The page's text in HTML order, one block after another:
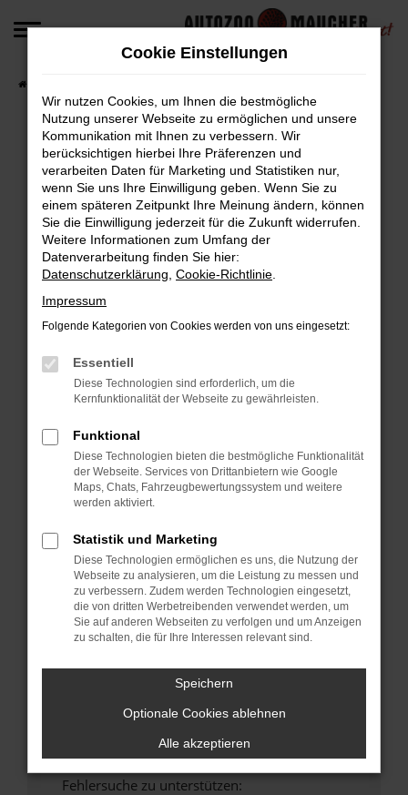
Zum
Fehler: Network Error
Beim Laden ist ein Fehler aufgetreten.
Hier sind ein paar Tipps, die dir helfen können:
Überprüfe deine Firewall und deine
Internetverbindung.
Laden andere Webseiten, zum Beispiel deine
Manche Erweiterungen, wie Werbeblocker,
können das Laden bestimmter Seiten
verhindern. Funktioniert die Seite in einem
Fenster?
Starte dein Gerät neu.
Das kann manchmal helfen, vorübergehende
Probleme zu beheben.
Stelle sicher, dass dein Browser und dein
Betriebssystem auf dem neuesten Stand
sind.
Veraltete Software birgt nicht nur ein
Sicherheitsrisiko, sondern kann auch dazu
führen, dass bestimmte Funktionen nicht mehr
Wende dich an den Webseitenbetreiber.
Wenn du alle oben genannten Schritte versucht
hast, kontaktiere uns bitte. Wir werden
versuchen, das Problem zu beheben. Du kannst
uns diesen Text schicken, um uns bei der
Fehlersuche zu unterstützen:
Cookie Einstellungen
Wir nutzen Cookies, um Ihnen die bestmögliche
Nutzung unserer Webseite zu ermöglichen und unsere
Kommunikation mit Ihnen zu verbessern. Wir
berücksichtigen hierbei Ihre Präferenzen und
verarbeiten Daten für Marketing und Statistiken nur,
wenn Sie uns Ihre Einwilligung geben. Wenn Sie zu
einem späteren Zeitpunkt Ihre Meinung ändern, können
Sie die Einwilligung jederzeit für die Zukunft widerrufen.
Weitere Informationen zum Umfang der
Datenverarbeitung finden Sie hier:
Datenschutzerklärung Cookie-Richtlinie
Impressum
Folgende Kategorien von Cookies werden von uns eingesetzt:
Essentiell
Diese Technologien sind erforderlich, um die
Kernfunktionalität der Webseite zu gewährleisten.
Funktional
Diese Technologien bieten die bestmögliche Funktionalität
der Webseite. Services von Drittanbietern wie Google
Maps, Chats, Fahrzeugbewertungssystem und weitere
werden aktiviert.
Statistik und Marketing
Diese Technologien ermöglichen es uns, die Nutzung der
Webseite zu analysieren, um die Leistung zu messen und
zu verbessern. Zudem werden Technologien eingesetzt,
die von dritten Werbetreibenden verwendet werden, um
Sie auf anderen Webseiten zu verfolgen und um Anzeigen
zu schalten, die für Ihre Interessen relevant sind.
Speichern
Optionale Cookies ablehnen
Alle akzeptieren